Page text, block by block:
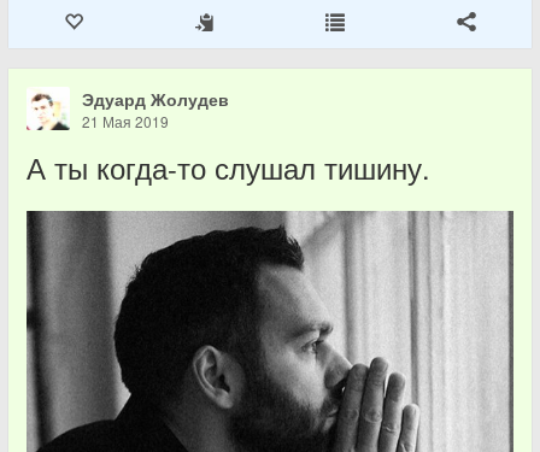
Эдуард Жолудев
21 Мая 2019
А ты когда-то слушал тишину.